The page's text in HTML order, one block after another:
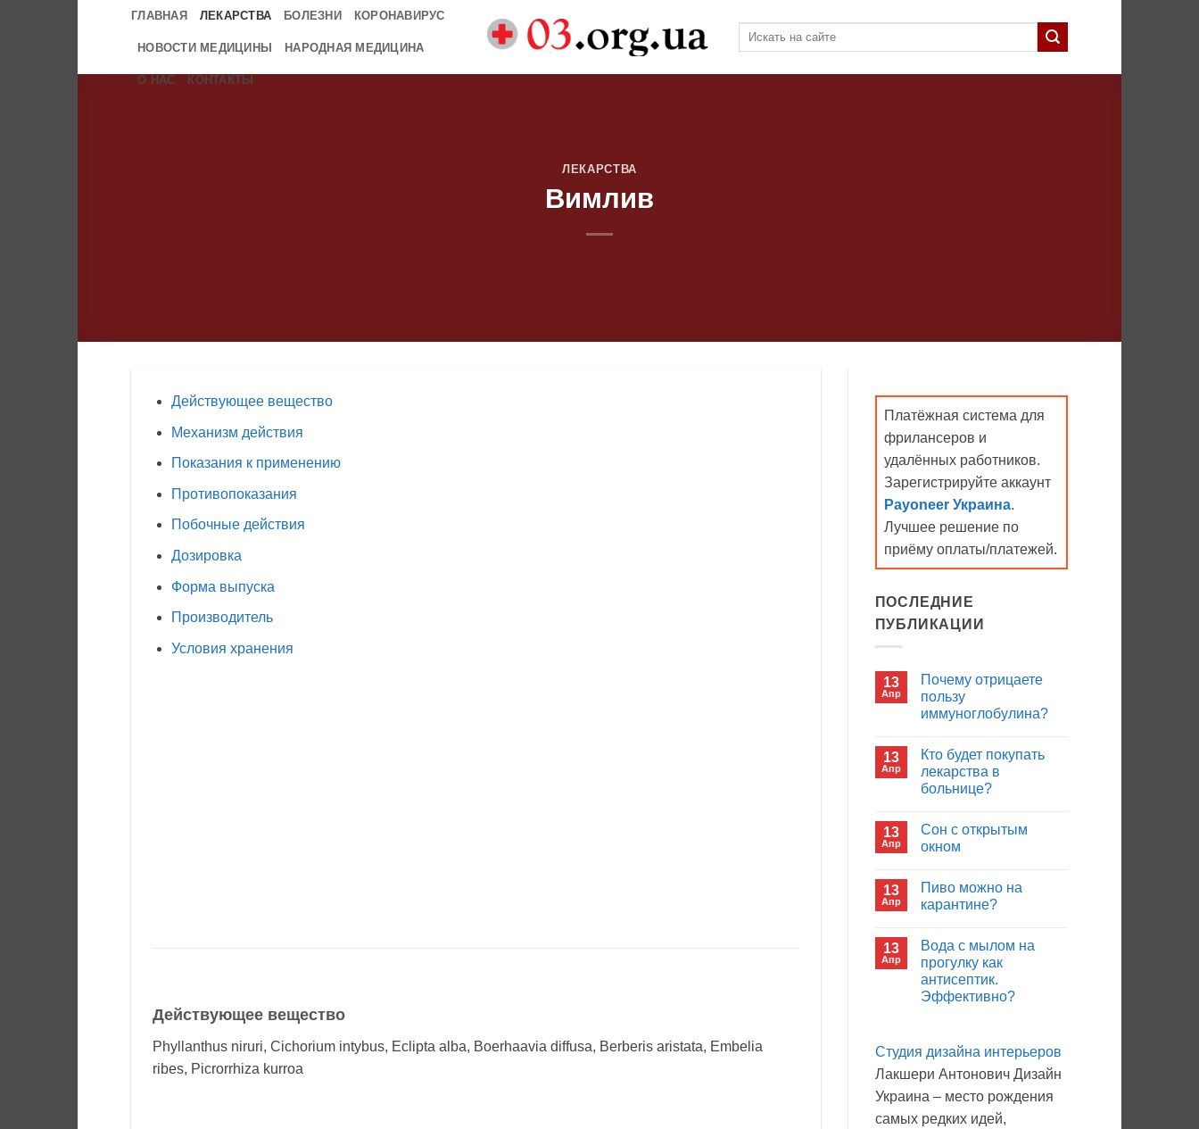
ГЛАВНАЯ ЛЕКАРСТВА БОЛЕЗНИ КОРОНАВИРУС
НОВОСТИ МЕДИЦИНЫ НАРОДНАЯ МЕДИЦИНА
О НАС КОНТАКТЫ
ЛЕКАРСТВА
Вимлив
Действующее вещество
Механизм действия
Показания к применению
Противопоказания
Побочные действия
Дозировка
Форма выпуска
Производитель
Условия хранения
Действующее вещество
Phyllanthus niruri, Cichorium intybus, Eclipta alba, Boerhaavia diffusa, Berberis aristata, Embelia
ribes, Picrorrhiza kurroa
Платёжная система для
фрилансеров и
удалённых работников.
Зарегистрируйте аккаунт
Payoneer Украина.
Лучшее решение по
приёму оплаты/платежей.
ПОСЛЕДНИЕ
ПУБЛИКАЦИИ
13
Апр
Почему отрицаете
пользу
иммуноглобулина?
записи
Почему
отрицаете
пользу
13
Апр
Кто будет покупать
лекарства в
больнице?
записи
Кто
будет
больнице?
13
Апр
Сон с открытым
окном
записи
Сон
с
13
Апр
Пиво можно на
карантине?
записи
Пиво
можно
на
карантине?
13
Апр
Вода с мылом на
прогулку как
антисептик.
Эффективно?
Вода
мылом
на
прогулку
антисептик.
Студия дизайна интерьеров
Лакшери Антонович Дизайн
Украина – место рождения
самых редких идей,